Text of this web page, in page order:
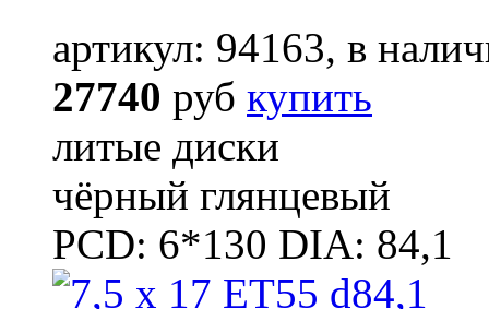
артикул: 94163, в
27740 руб купить
литые диски
чёрный глянцевый
PCD: 6*130 DIA: 84,1